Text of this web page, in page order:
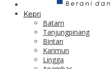
Kepri
Batam
Tanjungpinang
Bintan
Karimun
Lingga